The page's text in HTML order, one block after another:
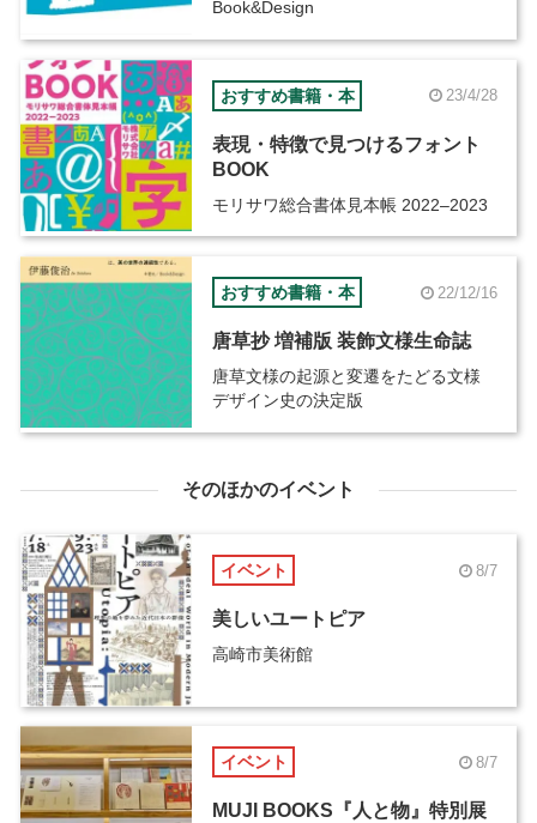
Book&Design
おすすめ書籍・本 23/4/28
表現・特徴で見つけるフォント
BOOK
モリサワ総合書体見本帳 2022–2023
おすすめ書籍・本 22/12/16
唐草抄 増補版 装飾文様生命誌
唐草文様の起源と変遷をたどる文様
デザイン史の決定版
そのほかのイベント
イベント 8/7
美しいユートピア
高崎市美術館
イベント 8/7
MUJI BOOKS『人と物』特別展